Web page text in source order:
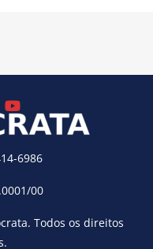
6986
00
. Todos os direitos